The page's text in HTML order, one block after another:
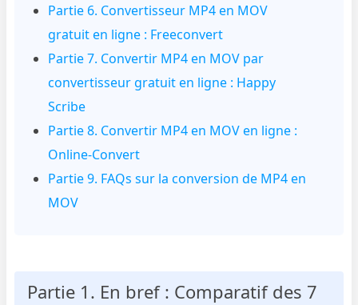
Partie 6. Convertisseur MP4 en MOV
gratuit en ligne : Freeconvert
Partie 7. Convertir MP4 en MOV par
convertisseur gratuit en ligne : Happy
Scribe
Partie 8. Convertir MP4 en MOV en ligne :
Online-Convert
Partie 9. FAQs sur la conversion de MP4 en
MOV
Partie 1. En bref : Comparatif des 7